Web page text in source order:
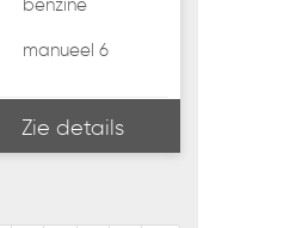
benzine
manueel 6
Zie details